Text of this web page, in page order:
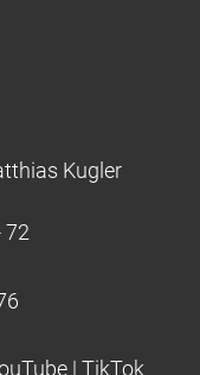
Kugler
72
| TikTok